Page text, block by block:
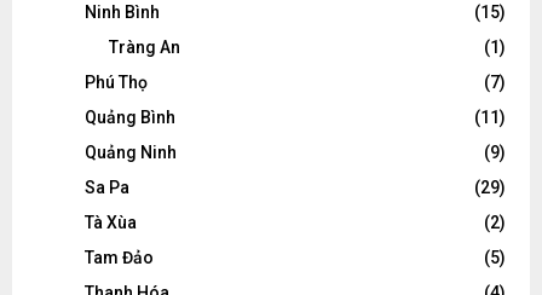
Ninh Bình
(15)
Tràng An
(1)
Phú Thọ
(7)
Quảng Bình
(11)
Quảng Ninh
(9)
Sa Pa
(29)
Tà Xùa
(2)
Tam Đảo
(5)